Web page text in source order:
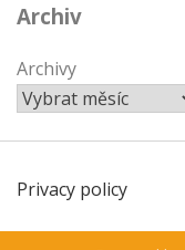
Archiv
Archivy
Privacy policy